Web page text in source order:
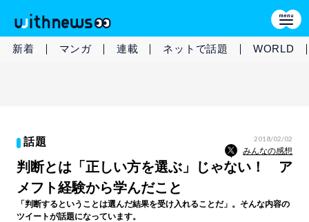
新着 マンガ 連載 ネットで話題 WORLD
話題 2018/02/02
みんなの感想
判断とは「正しい方を選ぶ」じゃない！ ア
メフト経験から学んだこと
「判断するということは選んだ結果を受け入れることだ」。そんな内容の
ツイートが話題になっています。